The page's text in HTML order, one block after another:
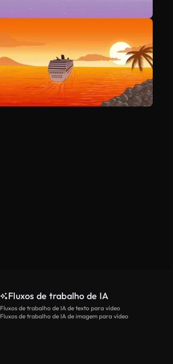
Fluxos de trabalho de IA
Fluxos de trabalho de IA de texto para vídeo
Fluxos de trabalho de IA de imagem para vídeo